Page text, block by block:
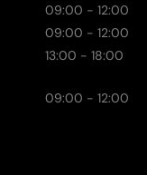
09:00 - 12:00
09:00 - 12:00
13:00 - 18:00
09:00 - 12:00